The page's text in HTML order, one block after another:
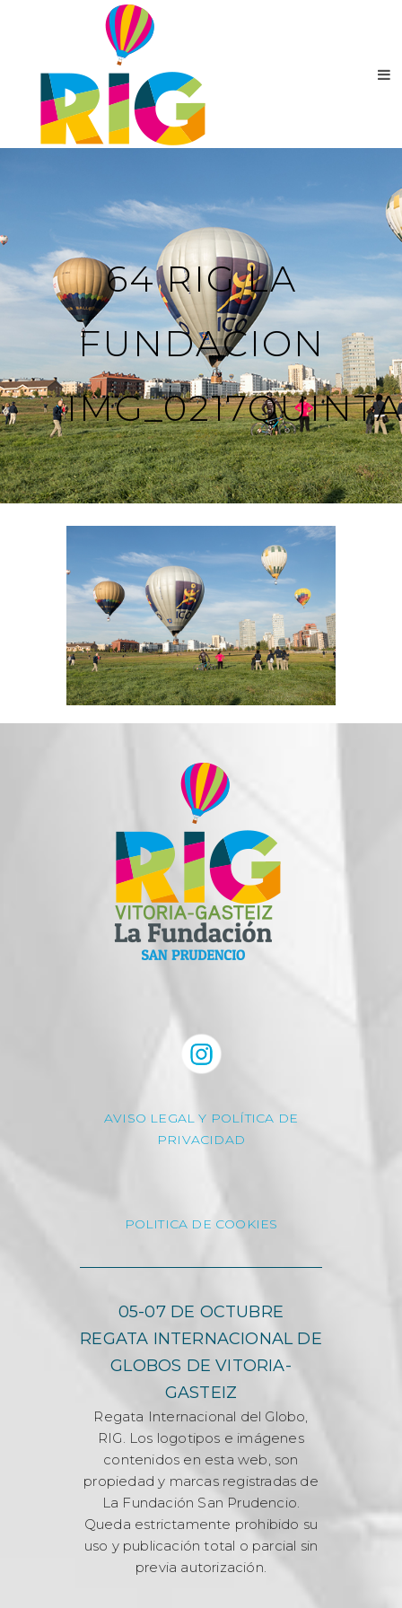
64 RIG LA
FUNDACION
AVISO LEGAL Y POLÍTICA DE
PRIVACIDAD
POLITICA DE COOKIES
05-07 DE OCTUBRE
REGATA INTERNACIONAL DE
GLOBOS DE VITORIA-
GASTEIZ
Regata Internacional del Globo,
RIG. Los logotipos e imágenes
contenidos en esta web, son
propiedad y marcas registradas de
La Fundación San Prudencio.
Queda estrictamente prohibido su
uso y publicación total o parcial sin
previa autorización.